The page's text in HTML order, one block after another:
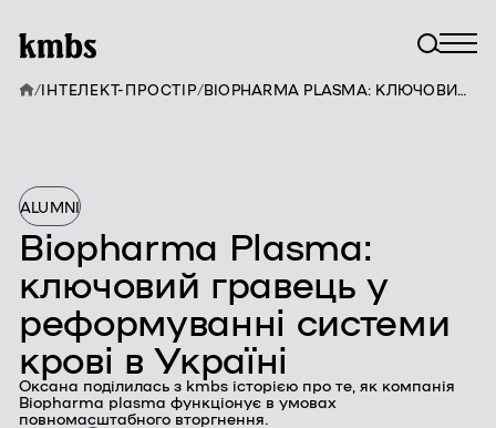
ALUMNI
Biopharma Plasma:
ключовий гравець у
реформуванні системи
крові в Україні
Оксана поділилась з kmbs історією про те, як компанія
Biopharma plasma функціонує в умовах
повномасштабного вторгнення.
/ІНТЕЛЕКТ-ПРОСТІР/ BIOPHARMA PLASMA: КЛЮЧОВИЙ ГРАВЕЦЬ У РЕФОРМУВАННІ СИСТЕМИ КРОВІ В УКРАЇНІ